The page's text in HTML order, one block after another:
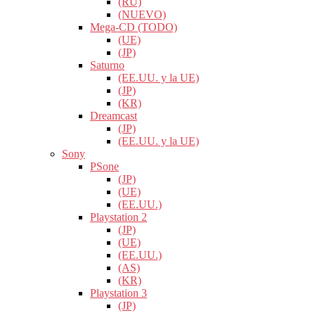
(NUEVO)
Mega-CD (TODO)
(UE)
(JP)
Saturno
(EE.UU. y la UE)
(JP)
(KR)
Dreamcast
(JP)
(EE.UU. y la UE)
Sony
PSone
(JP)
(UE)
(EE.UU.)
Playstation 2
(JP)
(UE)
(EE.UU.)
(AS)
(KR)
Playstation 3
(JP)